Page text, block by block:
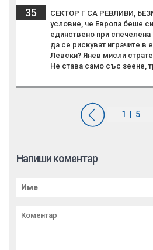
35
СЕКТОР Г СА РЕВЛИВИ,
условие, че Европа беше
единствено при
да се рискуват играчите
Левски? Янев мисли
Не става само със зеене,
Напиши коментар